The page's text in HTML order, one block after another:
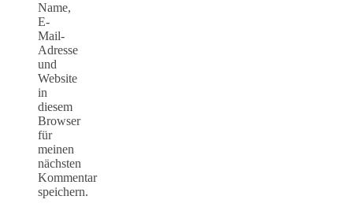
Name,
E-
Mail-
Adresse
und
Website
in
diesem
Browser
für
meinen
nächsten
Kommentar
speichern.